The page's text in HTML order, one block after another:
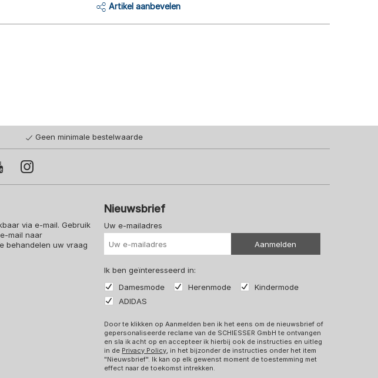
Artikel aanbevelen
Geen minimale bestelwaarde
via e-mail. Gebruik
mail naar
behandelen uw vraag
Nieuwsbrief
Uw e-mailadres
Aanmelden
Ik ben geïnteresseerd in:
Damesmode
Herenmode
Kindermode
ADIDAS
Door te klikken op Aanmelden ben ik het eens om de nieuwsbrief of
gepersonaliseerde reclame van de SCHIESSER GmbH te ontvangen
en sla ik acht op en accepteer ik hierbij ook de instructies en uitleg
in de Privacy Policy, in het bijzonder de instructies onder het item
"Nieuwsbrief". Ik kan op elk gewenst moment de toestemming met
effect naar de toekomst intrekken.